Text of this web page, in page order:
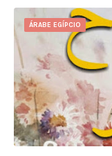
ÁRABE EGÍPCIO